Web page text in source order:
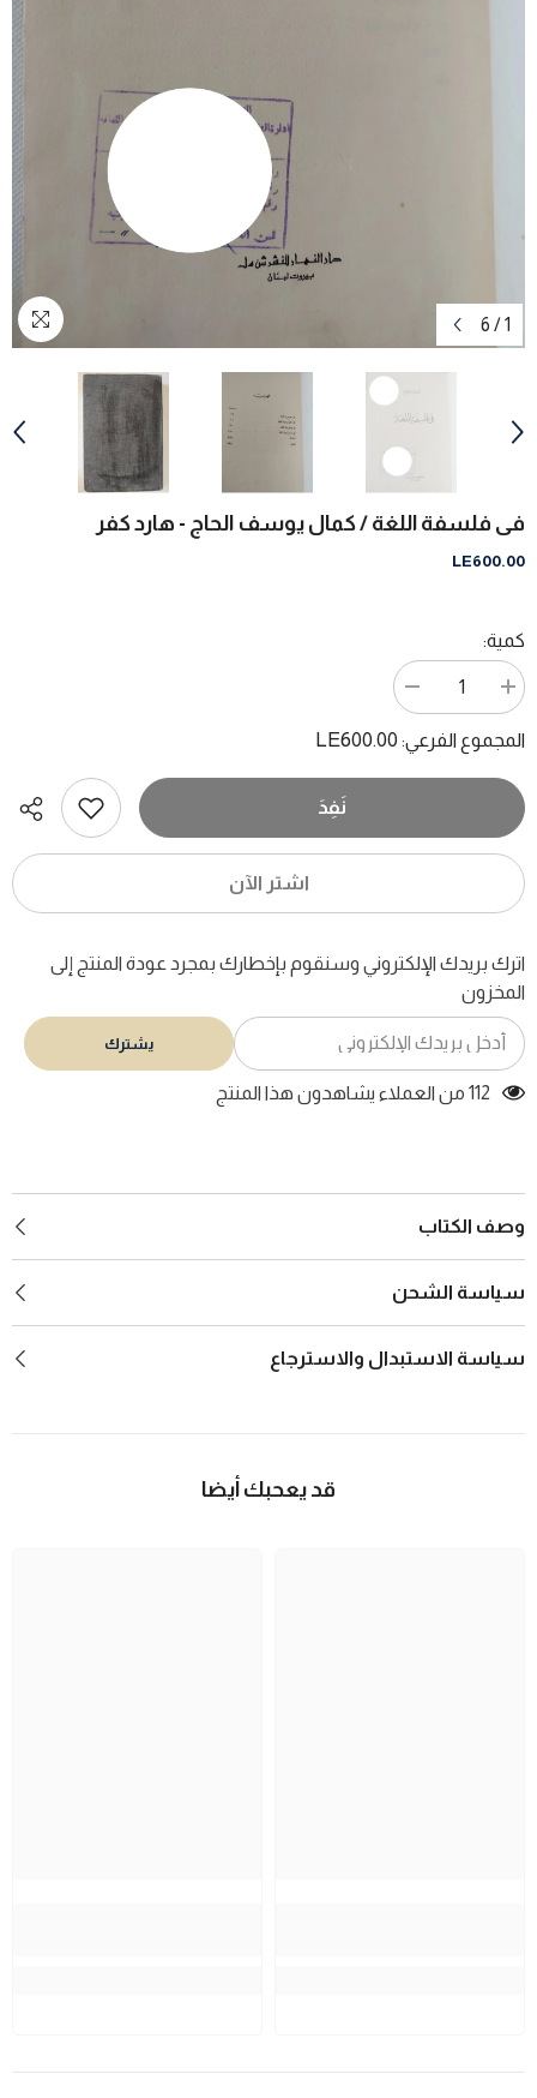
1
/
6
فى فلسفة اللغة / كمال يوسف الحاج - هارد كفر
LE600.00
كمية:
تقليل
الكمية
فى
يوسف
الحاج
كفر
زيادة
الكمية
فى
اللغة
يوسف
الحاج
كفر
المجموع الفرعي:LE600.00
نَفِدَ
اشتر الآن
اترك بريدك الإلكتروني وسنقوم بإخطارك بمجرد عودة المنتج إلى
المخزون
يشترك
112 من العملاء يشاهدون هذا المنتج
وصف الكتاب
سياسة الشحن
سياسة الاستبدال والاسترجاع
قد يعحبك أيضا